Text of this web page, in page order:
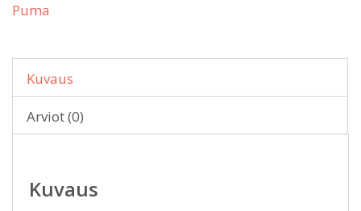
Puma
Kuvaus
Arviot (0)
Kuvaus